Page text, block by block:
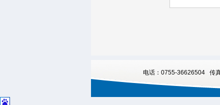
电话：0755-36626504 传